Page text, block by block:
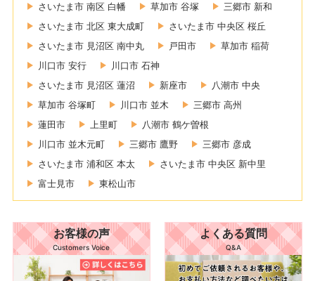
さいたま市 南区 白幡
草加市 谷塚
三郷市 新和
さいたま市 北区 東大成町
さいたま市 中央区 桜丘
さいたま市 見沼区 南中丸
戸田市
草加市 稲荷
川口市 安行
川口市 石神
さいたま市 見沼区 蓮沼
新座市
八潮市 中央
草加市 谷塚町
川口市 並木
三郷市 高州
蓮田市
上里町
八潮市 鶴ケ曽根
川口市 並木元町
三郷市 鷹野
三郷市 彦成
さいたま市 浦和区 本太
さいたま市 中央区 新中里
富士見市
東松山市
お客様の声
Customers Voice
よくある質問
Q&A